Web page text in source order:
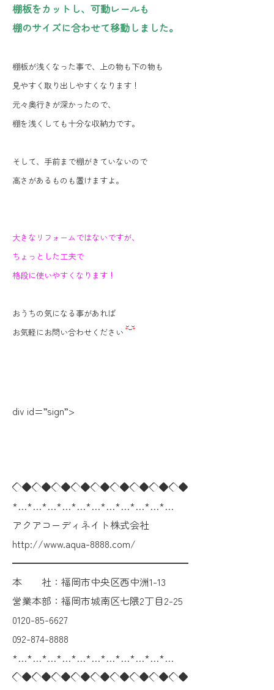
棚板をカットし、可動レールも
棚のサイズに合わせて移動しました。
棚板が浅くなった事で、上の物も下の物も
見やすく取り出しやすくなります！
元々奥行きが深かったので、
棚を浅くしても十分な収納力です。
そして、手前まで棚がきていないので
高さがあるものも置けますよ。
大きなリフォームではないですが、
ちょっとした工夫で
格段に使いやすくなります！
おうちの気になる事があれば
お気軽にお問い合わせください
div id=”sign”>
◇◆◇◆◇◆◇◆◇◆◇◆◇◆◇◆◇◆
*…*…*…*…*…*…*…*…*…*…*…
アクアコーディネイト株式会社
http://www.aqua-8888.com/
━━━━━━━━━━━━━━━━━━
本 社：福岡市中央区西中洲1-13
営業本部：福岡市城南区七隈2丁目2-25
0120-85-6627
092-874-8888
*…*…*…*…*…*…*…*…*…*…*…
◇◆◇◆◇◆◇◆◇◆◇◆◇◆◇◆◇◆